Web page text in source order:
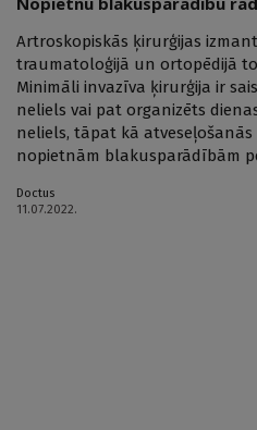
Artroskopiskās ķirurģijas
traumatoloģijā un ortopēdijā
Minimāli invazīva ķirurģija ir
neliels vai pat organizēts
neliels, tāpat kā
nopietnām blakusparādībām
Doctus
11.07.2022.